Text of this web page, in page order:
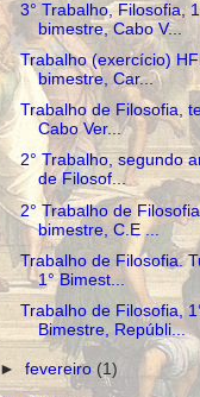
3° Trabalho, Filosofia,
bimestre, Cabo V...
Trabalho (exercício)
bimestre, Car...
Trabalho de Filosofia,
Cabo Ver...
2° Trabalho, segundo
de Filosof...
2° Trabalho de
bimestre, C.E ...
Trabalho de Filosofia.
1° Bimest...
Trabalho de Filosofia,
Bimestre, Repúbli...
►fevereiro (1)